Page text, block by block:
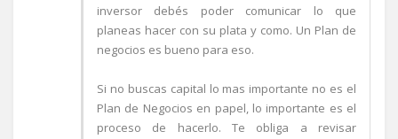
inversor debés poder comunicar lo que
planeas hacer con su plata y como. Un Plan de
negocios es bueno para eso.
Si no buscas capital lo mas importante no es el
Plan de Negocios en papel, lo importante es el
proceso de hacerlo. Te obliga a revisar